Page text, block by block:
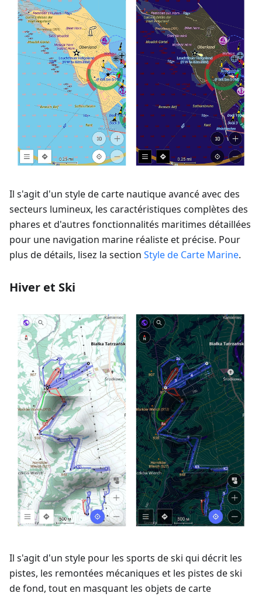
Il s'agit d'un style de carte nautique avancé avec des
secteurs lumineux, les caractéristiques complètes des
phares et d'autres fonctionnalités maritimes détaillées
pour une navigation marine réaliste et précise. Pour
plus de détails, lisez la section Style de Carte Marine.
Hiver et Ski
Il s'agit d'un style pour les sports de ski qui décrit les
pistes, les remontées mécaniques et les pistes de ski
de fond, tout en masquant les objets de carte